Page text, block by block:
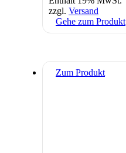
zzgl. Versand
Gehe zum Produkt
Zum Produkt